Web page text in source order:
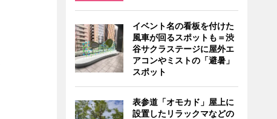
イベント名の看板を付けた
風車が回るスポットも＝渋
谷サクラステージに屋外エ
アコンやミストの「避暑」
スポット
表参道「オモカド」屋上に
設置したリラックマなどの